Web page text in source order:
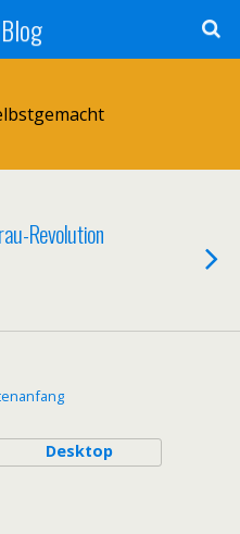
Revolution
Desktop